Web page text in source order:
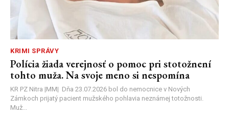
KRIMI SPRÁVY
Polícia žiada verejnosť o pomoc pri stotožnení
tohto muža. Na svoje meno si nespomína
KR PZ Nitra |MM| Dňa 23.07.2026 bol do nemocnice v Nových
Zámkoch prijatý pacient mužského pohlavia neznámej totožnosti.
Muž...